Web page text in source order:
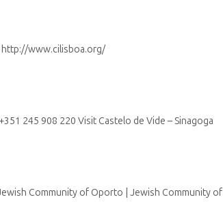
http://www.cilisboa.org/
245 908 220 Visit Castelo de Vide – Sinagoga
Community of Oporto | Jewish Community of